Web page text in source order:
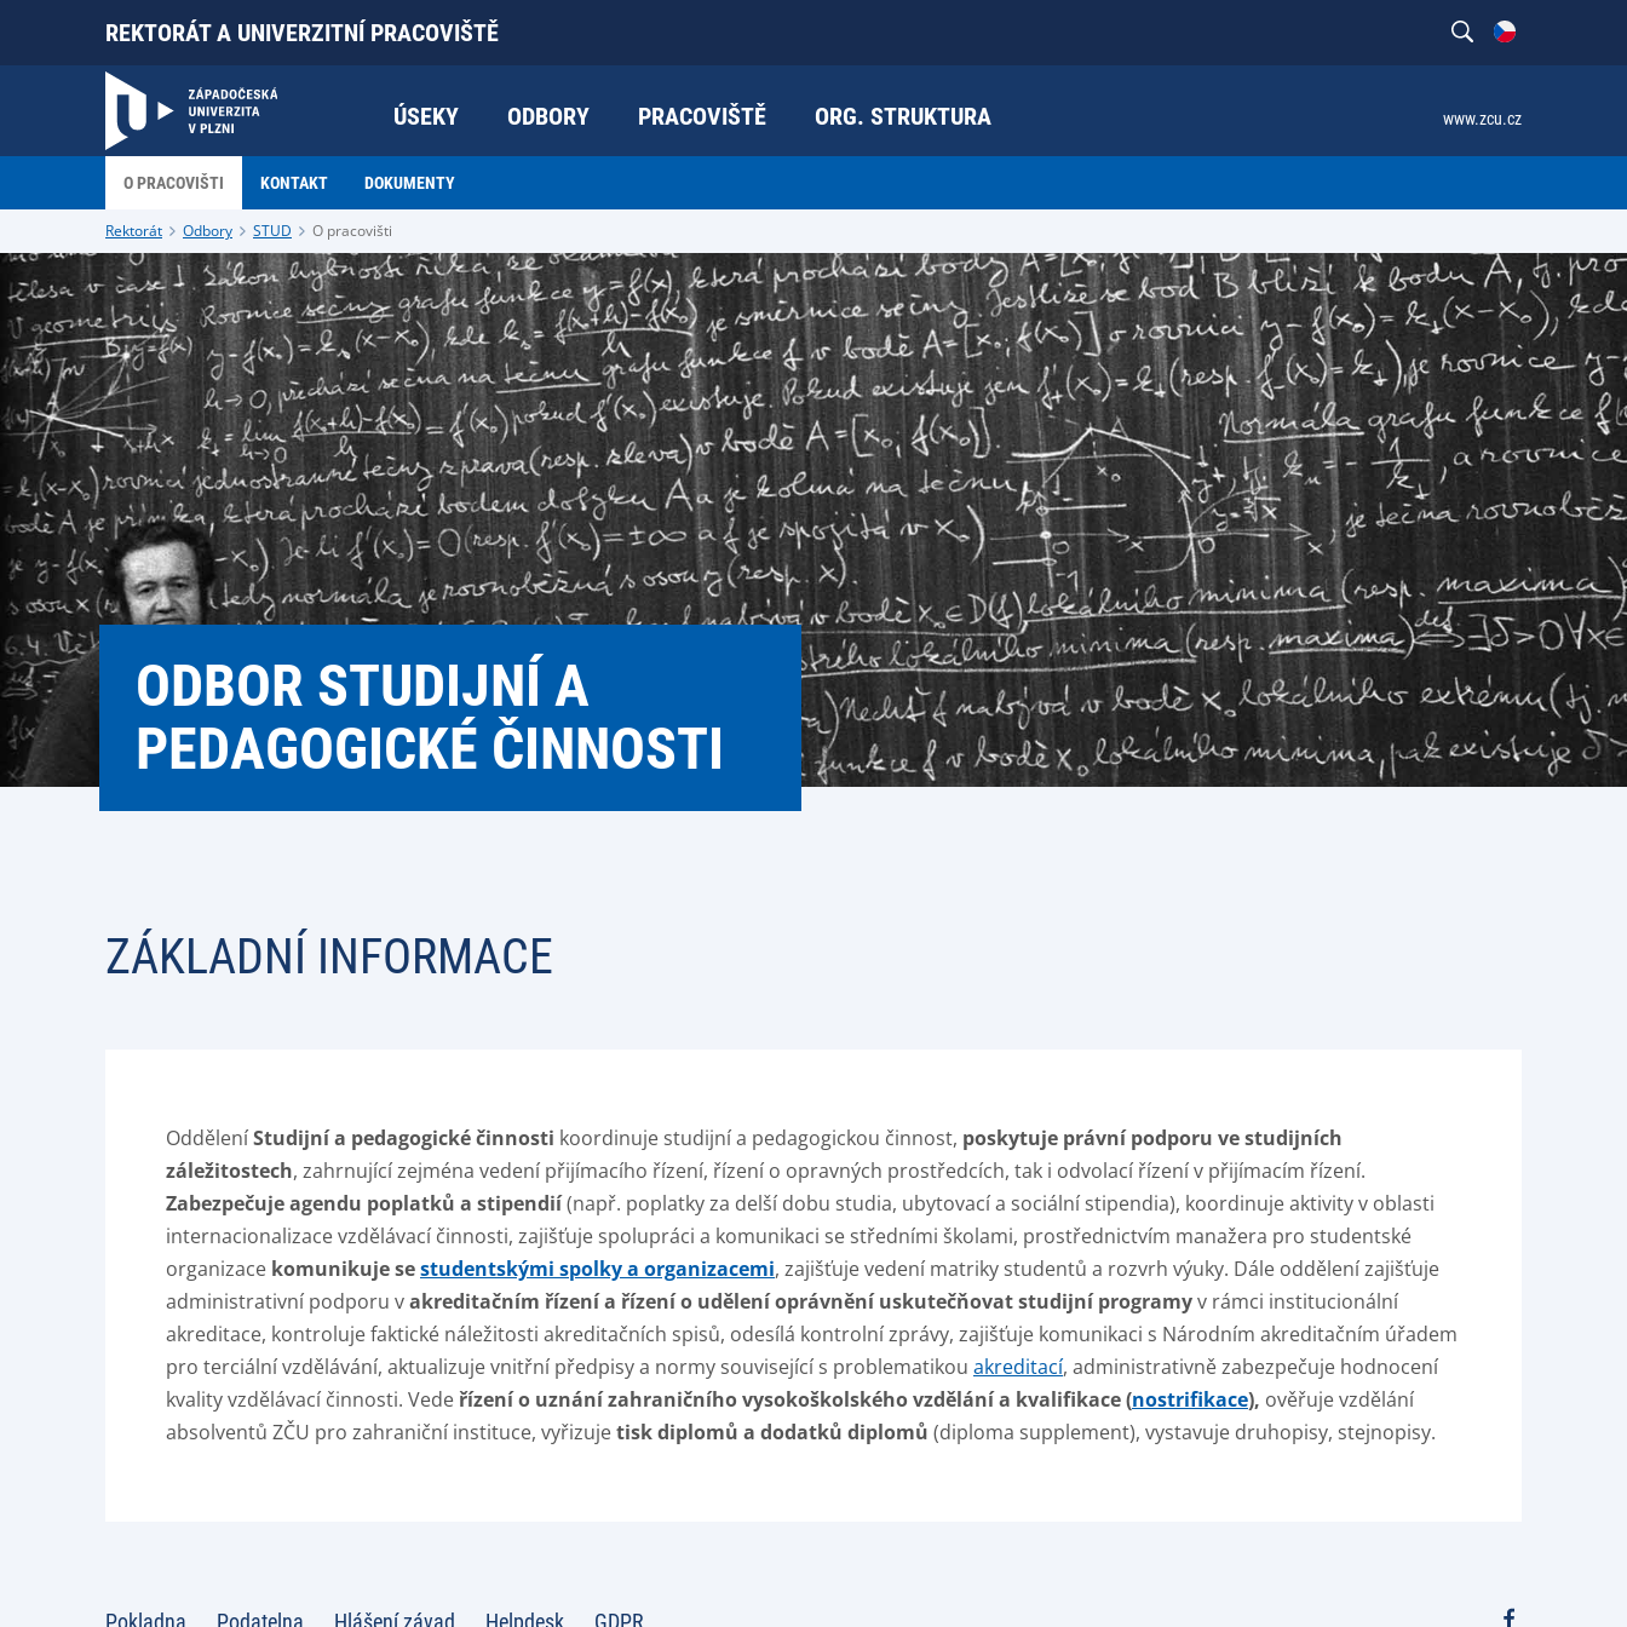
REKTORÁT A UNIVERZITNÍ PRACOVIŠTĚ
ÚSEKY ODBORY PRACOVIŠTĚ ORG. STRUKTURA www.zcu.cz
O PRACOVIŠTI KONTAKT DOKUMENTY
Rektorát Odbory STUD O pracovišti
ODBOR STUDIJNÍ A
PEDAGOGICKÉ ČINNOSTI
ZÁKLADNÍ INFORMACE
OdděleníStudijní a pedagogické činnosti koordinuje studijní a pedagogickou činnost, poskytuje právní podporu ve studijních
záležitostech, zahrnující zejména vedení přijímacího řízení, řízení o opravných prostředcích, tak i odvolací řízení v přijímacím řízení.
Zabezpečuje agendu poplatků a stipendií(např. poplatky za delší dobu studia, ubytovací a sociální stipendia), koordinuje aktivity v oblasti
internacionalizace vzdělávací činnosti, zajišťuje spolupráci a komunikaci se středními školami, prostřednictvím manažera pro studentské
organizace komunikuje sestudentskými spolky a organizacemi, zajišťuje vedení matriky studentů a rozvrh výuky. Dále oddělení zajišťuje
administrativní podporu vakreditačním řízení a řízení o udělení oprávnění uskutečňovat studijní programyv rámci institucionální
akreditace, kontroluje faktické náležitosti akreditačních spisů, odesílá kontrolní zprávy, zajišťuje komunikaci s Národním akreditačním úřadem
pro terciální vzdělávání, aktualizuje vnitřní předpisy a normy související s problematikou akreditací, administrativně zabezpečuje hodnocení
kvality vzdělávací činnosti. Vede řízení o uznání zahraničního vysokoškolského vzdělání a kvalifikace (nostrifikace), ověřuje vzdělání
absolventů ZČU pro zahraniční instituce, vyřizujetisk diplomů a dodatků diplomů (diploma supplement), vystavuje druhopisy, stejnopisy.
Pokladna Podatelna Hlášení závad Helpdesk GDPR